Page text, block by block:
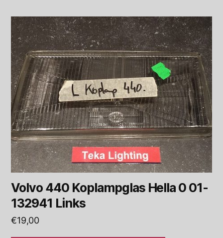
Volvo 440 Koplampglas Hella 0 01-
132941 Links
€19,00